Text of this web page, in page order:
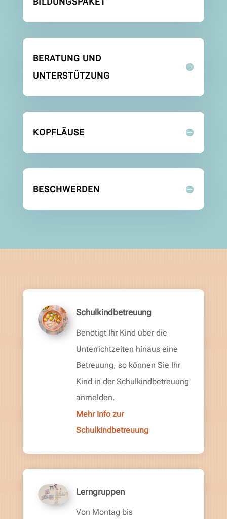
BERATUNG UND
UNTERSTÜTZUNG
KOPFLÄUSE
BESCHWERDEN
Schulkindbetreuung
Benötigt Ihr Kind über die
Unterrichtzeiten hinaus eine
Betreuung, so können Sie Ihr
Kind in der Schulkindbetreuung
anmelden.
Mehr Info zur
Schulkindbetreuung
Lerngruppen
Von Montag bis